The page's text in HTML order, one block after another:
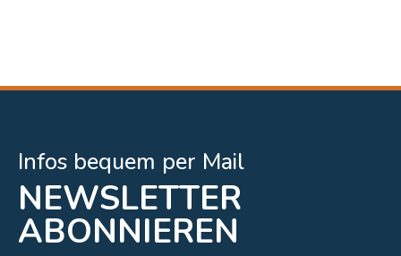
Infos bequem per Mail
NEWSLETTER
ABONNIEREN